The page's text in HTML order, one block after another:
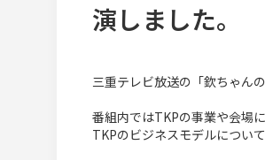
演しました。
三重テレビ放送の「欽ちゃん
番組内ではTKPの事業や会場
TKPのビジネスモデルについ